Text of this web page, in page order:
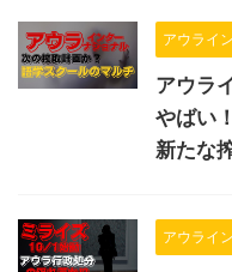
アウライ
アウラ
やばい
新たな
アウライ